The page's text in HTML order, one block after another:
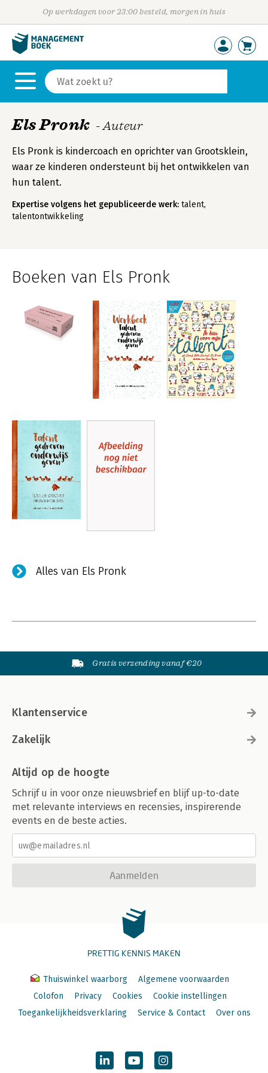
Op werkdagen voor 23:00 besteld, morgen in huis
Els Pronk - Auteur
Els Pronk is kindercoach en oprichter van Grootsklein,
waar ze kinderen ondersteunt bij het ontwikkelen van
hun talent.
Expertise volgens het gepubliceerde werk: talent,
talentontwikkeling
Boeken van Els Pronk
Alles van Els Pronk
Gratis verzending vanaf €20
Klantenservice
Zakelijk
Altijd op de hoogte
Schrijf u in voor onze nieuwsbrief en blijf up-to-date
met relevante interviews en recensies, inspirerende
events en de beste acties.
Aanmelden
PRETTIG KENNIS MAKEN
Thuiswinkel waarborg
Algemene voorwaarden
Colofon
Privacy Cookies
Cookie instellingen
Toegankelijkheidsverklaring
Service & Contact Over ons